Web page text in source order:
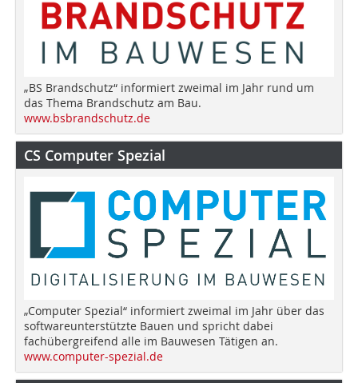
„BS Brandschutz“ informiert zweimal im Jahr rund um
das Thema Brandschutz am Bau.
www.bsbrandschutz.de
CS Computer Spezial
„Computer Spezial“ informiert zweimal im Jahr über das
softwareunterstützte Bauen und spricht dabei
fachübergreifend alle im Bauwesen Tätigen an.
www.computer-spezial.de